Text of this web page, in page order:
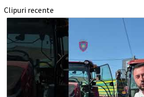
Clipuri recente